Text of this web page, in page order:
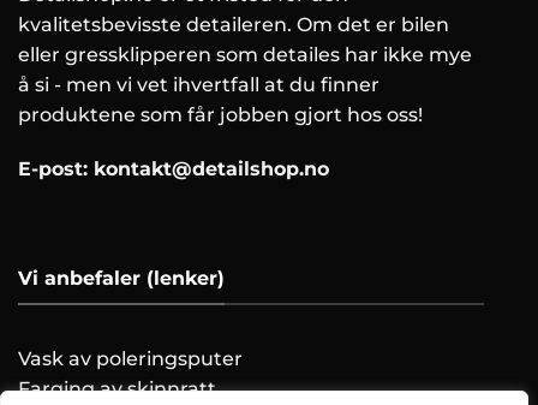
kvalitetsbevisste detaileren. Om det er bilen
eller gressklipperen som detailes har ikke mye
å si - men vi vet ihvertfall at du finner
produktene som får jobben gjort hos oss!
E-post: kontakt@detailshop.no
Vi anbefaler (lenker)
Vask av poleringsputer
Farging av skinnratt